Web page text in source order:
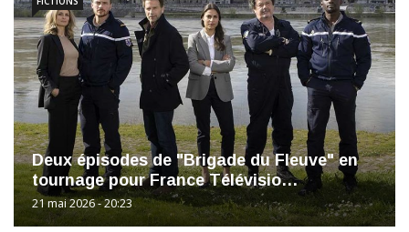
Deux épisodes de "Brigade du Fleuve" en
tournage pour France Télévisio…
21 mai 2026 - 20:23